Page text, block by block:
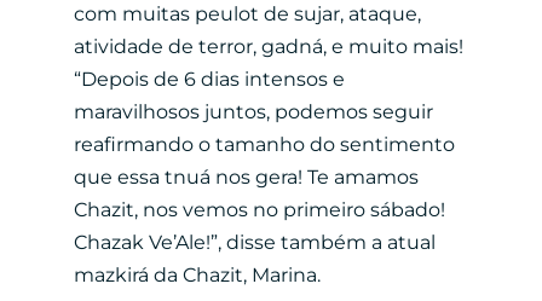
com muitas peulot de sujar, ataque,
atividade de terror, gadná, e muito mais!
“Depois de 6 dias intensos e
maravilhosos juntos, podemos seguir
reafirmando o tamanho do sentimento
que essa tnuá nos gera! Te amamos
Chazit, nos vemos no primeiro sábado!
Chazak Ve’Ale!”, disse também a atual
mazkirá da Chazit, Marina.